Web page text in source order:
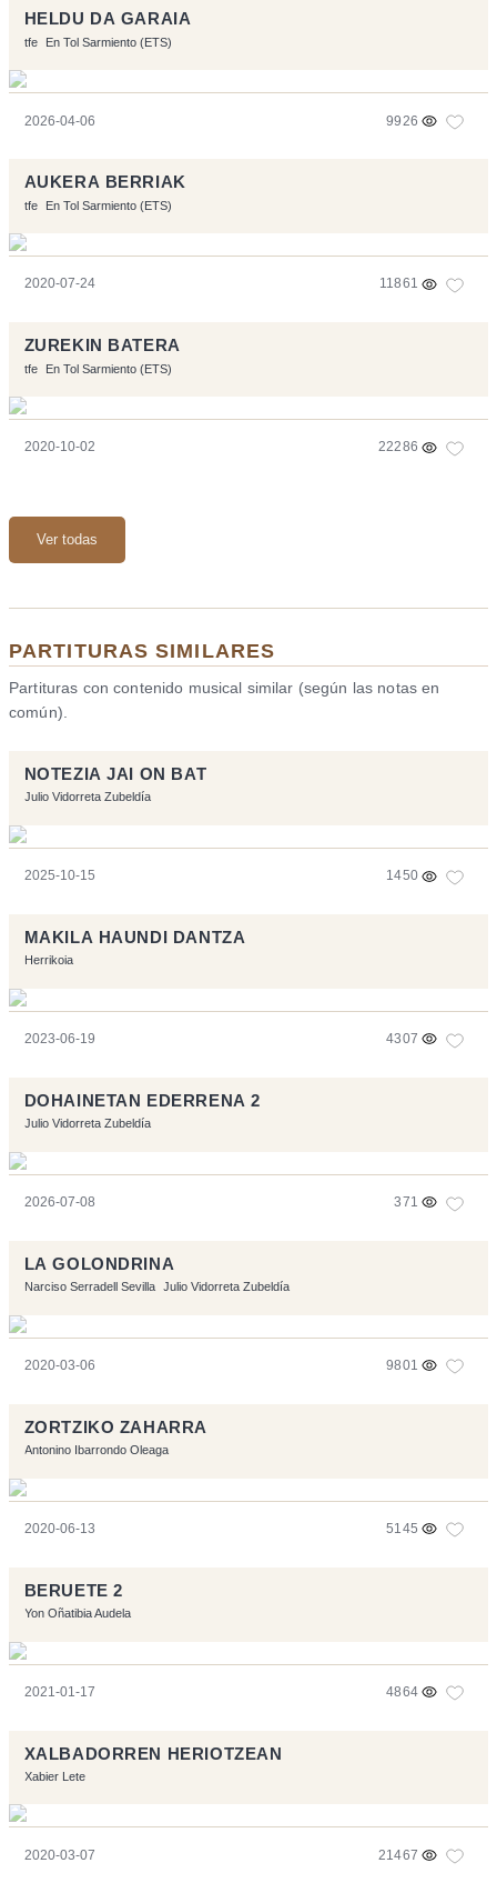
HELDU DA GARAIA
tfe En Tol Sarmiento (ETS)
2026-04-06 9926
AUKERA BERRIAK
tfe En Tol Sarmiento (ETS)
2020-07-24 11861
ZUREKIN BATERA
tfe En Tol Sarmiento (ETS)
2020-10-02 22286
Ver todas
PARTITURAS SIMILARES
Partituras con contenido musical similar (según las notas en
común).
NOTEZIA JAI ON BAT
Julio Vidorreta Zubeldía
2025-10-15 1450
MAKILA HAUNDI DANTZA
Herrikoia
2023-06-19 4307
DOHAINETAN EDERRENA 2
Julio Vidorreta Zubeldía
2026-07-08 371
LA GOLONDRINA
Narciso Serradell Sevilla Julio Vidorreta Zubeldía
2020-03-06 9801
ZORTZIKO ZAHARRA
Antonino Ibarrondo Oleaga
2020-06-13 5145
BERUETE 2
Yon Oñatibia Audela
2021-01-17 4864
XALBADORREN HERIOTZEAN
Xabier Lete
2020-03-07 21467